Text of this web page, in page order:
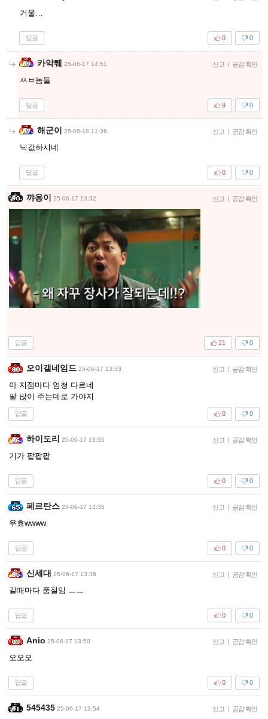
거울…
답글 0
0
카악퉤 25-06-17 14:51 신고 | 공감 확인
ㅆㅂ놈둘
답글 0
9
해군이 25-06-18 11:36 신고 | 공감 확인
닉값하시네
답글 0
0
꺄옹이 25-06-17 13:32 신고 | 공감 확인
답글 0
21
오이갤네임드 25-06-17 13:33 신고 | 공감 확인
아 지점마다 엄청 다르네
팥 많이 주는데로 가야지
답글 0
0
하이도리 25-06-17 13:35 신고 | 공감 확인
기가 팥팥팥
답글 0
0
페르탄스 25-06-17 13:35 신고 | 공감 확인
우효wwww
답글 0
0
신세대 25-06-17 13:36 신고 | 공감 확인
갈때마다 품절임 ㅡㅡ
답글 0
0
Anio 25-06-17 13:50 신고 | 공감 확인
오오오
답글 0
0
545435 25-06-17 13:54 신고 | 공감 확인